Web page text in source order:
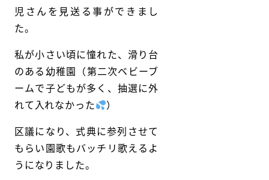
児さんを見送る事ができまし
た。
私が小さい頃に憧れた、滑り台
のある幼稚園（第二次ベビーブ
ームで子どもが多く、抽選に外
れて入れなかった
）
区議になり、式典に参列させて
もらい園歌もバッチリ歌えるよ
うになりました。